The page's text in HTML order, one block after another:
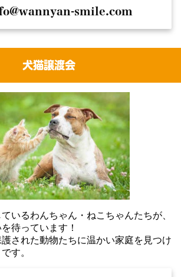
smile.com
犬猫譲渡会
いるわんちゃん・ねこちゃんたちが、
待っています！
された動物たちに温かい家庭を見つけ
す。